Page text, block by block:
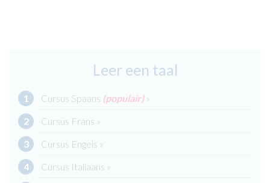
Leer een taal
Cursus Spaans (populair) »
Cursus Frans »
Cursus Engels »
Cursus Italiaans »